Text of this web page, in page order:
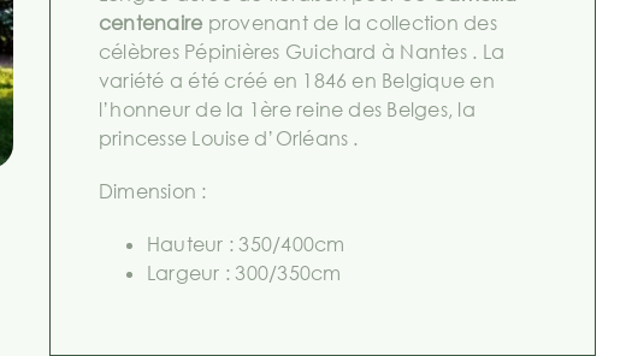
centenaire provenant de la collection des
célèbres Pépinières Guichard à Nantes . La
variété a été créé en 1846 en Belgique en
l’honneur de la 1ère reine des Belges, la
princesse Louise d’Orléans .
Dimension :
Hauteur : 350/400cm
Largeur : 300/350cm